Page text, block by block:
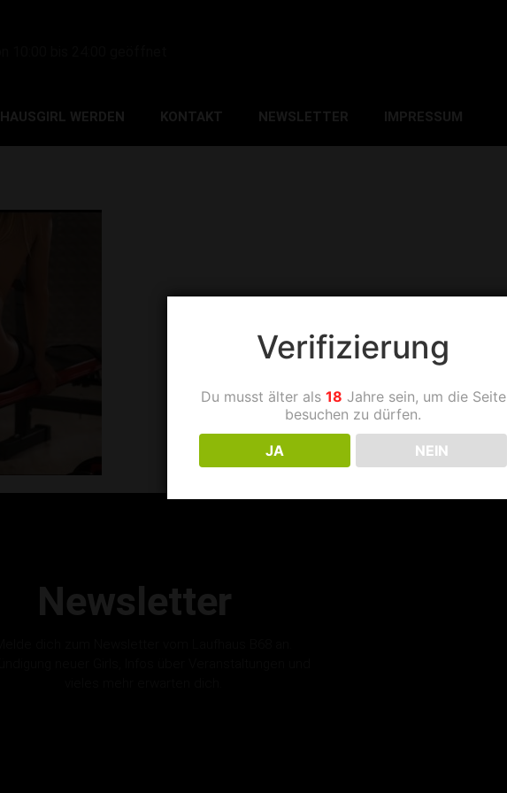
HAUSGIRL WERDEN KONTAKT NEWSLETTER IMPRESSUM
Newsletter
Verifizierung
Du musst älter als 18 Jahre sein, um die Seite
besuchen zu dürfen.
JA NEIN